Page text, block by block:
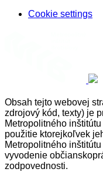
Cookie settings
Obsah tejto webovej
zdrojový kód, texty) je
Metropolitného
použitie ktorejkoľvek
Metropolitného
vyvodenie
zodpovednosti.